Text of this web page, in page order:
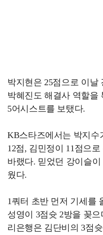
박지현은 25점으로 이날
박혜진도 해결사 역할을
5어시스트를 보탰다.
KB스타즈에서는 박지수
12점, 김민정이 11점으
바랬다. 믿었던 강이슬
웠다.
1쿼터 초반 먼저 기세를
성영이 3점슛 2방을 꽂
리은행은 김단비의 3점